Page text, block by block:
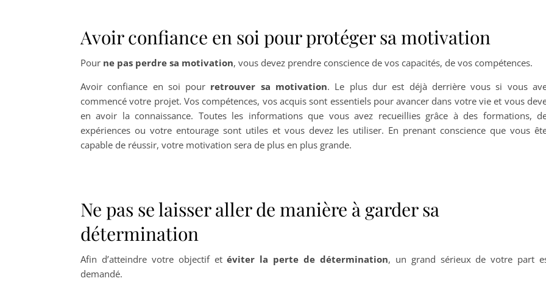
Avoir confiance en soi pour protéger sa motivation
Pour ne pas perdre sa motivation, vous devez prendre conscience de vos capacités, de vos compétences.
Avoir confiance en soi pour retrouver sa motivation. Le plus dur est déjà derrière vous si vous
commencé votre projet. Vos compétences, vos acquis sont essentiels pour avancer dans votre vie et vous
en avoir la connaissance. Toutes les informations que vous avez recueillies grâce à des formations,
expériences ou votre entourage sont utiles et vous devez les utiliser. En prenant conscience que vous
capable de réussir, votre motivation sera de plus en plus grande.
Ne pas se laisser aller de manière à garder sa
détermination
Afin d’atteindre votre objectif etéviter la perte de détermination, un grand sérieux de votre part
demandé.